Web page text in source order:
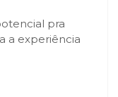
pra
a experiência